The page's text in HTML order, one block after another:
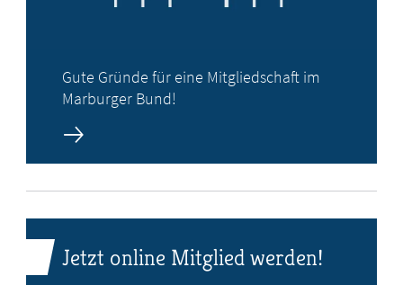
Gute Gründe für eine Mitgliedschaft im
Marburger Bund!
Jetzt online Mitglied werden!